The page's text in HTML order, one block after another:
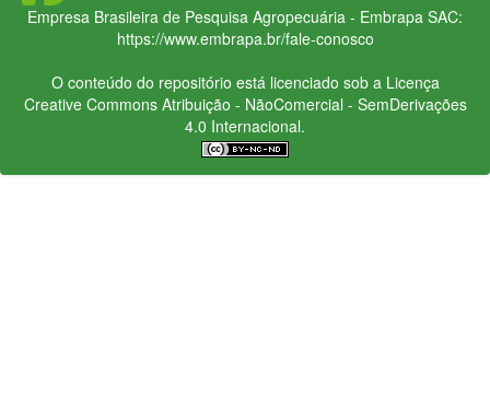
Empresa Brasileira de Pesquisa Agropecuária - Embrapa SAC:
https://www.embrapa.br/fale-conosco
O conteúdo do repositório está licenciado sob a Licença
Creative CommonsAtribuição - NãoComercial - SemDerivações
4.0 Internacional.